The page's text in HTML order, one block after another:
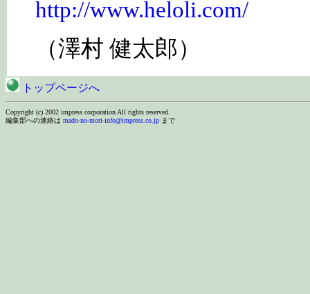
http://www.heloli.com/
（澤村 健太郎）
トップページへ
Copyright (c) 2002 impress corporation All rights reserved.
編集部への連絡は mado-no-mori-info@impress.co.jp まで